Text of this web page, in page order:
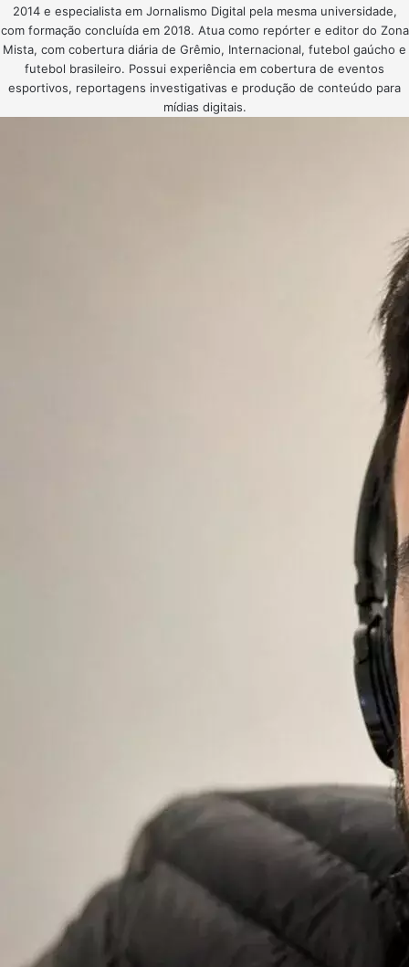
2014 e especialista em Jornalismo Digital pela mesma universidade,
com formação concluída em 2018. Atua como repórter e editor do Zona
Mista, com cobertura diária de Grêmio, Internacional, futebol gaúcho e
futebol brasileiro. Possui experiência em cobertura de eventos
esportivos, reportagens investigativas e produção de conteúdo para
mídias digitais.